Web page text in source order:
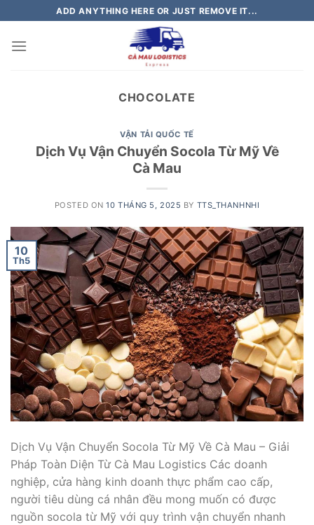
to
content
ADD ANYTHING HERE OR JUST REMOVE IT...
CHOCOLATE
VẬN TẢI QUỐC TẾ
Dịch Vụ Vận Chuyển Socola Từ Mỹ Về
Cà Mau
POSTED ON10 THÁNG 5, 2025 BY TTS_THANHNHI
10
Th5
Dịch Vụ Vận Chuyển Socola Từ Mỹ Về Cà Mau – Giải
Pháp Toàn Diện Từ Cà Mau Logistics Các doanh
nghiệp, cửa hàng kinh doanh thực phẩm cao cấp,
người tiêu dùng cá nhân đều mong muốn có được
nguồn socola từ Mỹ với quy trình vận chuyển nhanh